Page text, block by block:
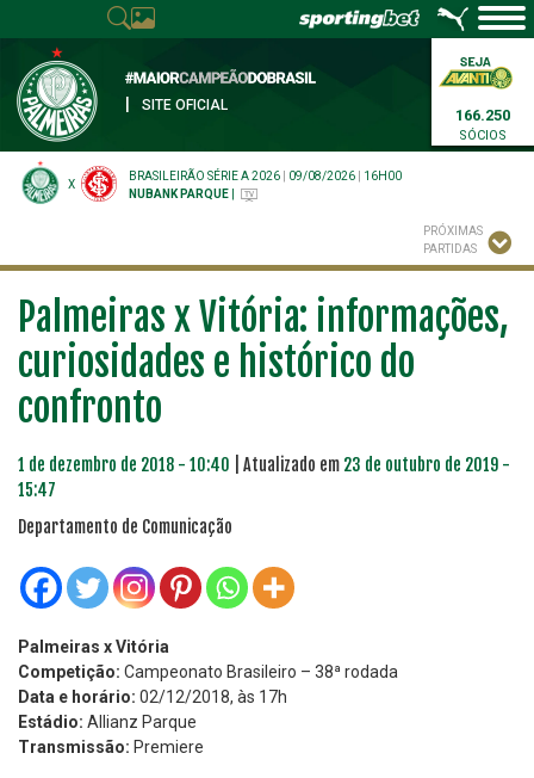
SITE OFICIAL
166.250
SÓCIOS
X
BRASILEIRÃO SÉRIE A 2026 09/08/2026
16H00
NUBANK PARQUE
PRÓXIMAS
PARTIDAS
Palmeiras x Vitória: informações,
curiosidades e histórico do
confronto
1 de dezembro de 2018 - 10:40 | Atualizado em 23 de outubro de 2019 -
15:47
Departamento de Comunicação
Palmeiras x Vitória
Competição: Campeonato Brasileiro – 38ª rodada
Data e horário: 02/12/2018, às 17h
Estádio: Allianz Parque
Transmissão: Premiere